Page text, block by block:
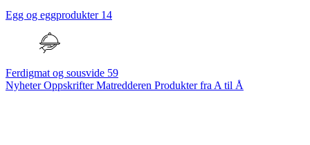
Egg og eggprodukter 14
Ferdigmat og sousvide 59
NyheterOppskrifterMatredderen Produkter fra A til Å